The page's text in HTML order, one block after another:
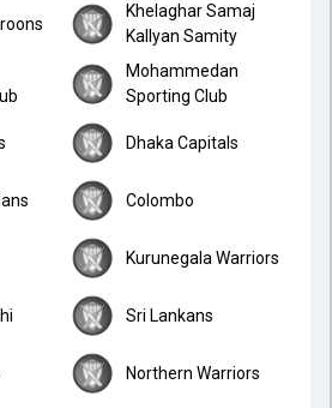
Khelaghar Samaj
Kallyan Samity
Mohammedan
Sporting Club
Dhaka Capitals
Colombo
Kurunegala Warriors
Sri Lankans
Northern Warriors